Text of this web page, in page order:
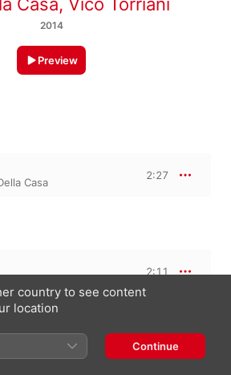
Casa, Vico Torriani
2014
Preview
Casa
2:27
2:11
country to see content
location
Continue